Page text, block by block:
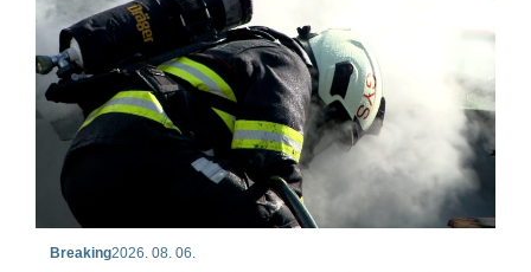
Breaking2026. 08. 06.